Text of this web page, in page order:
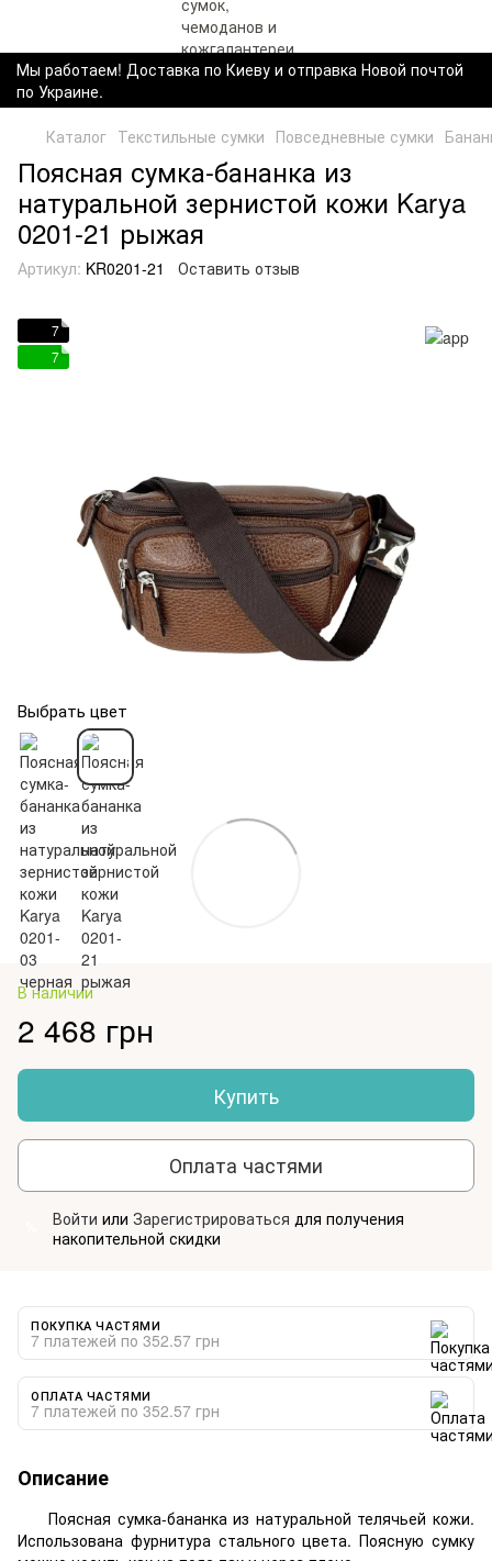
Мы работаем! Доставка по Киеву и отправка Новой почтой
по Украине.
Каталог Текстильные сумки Повседневные сумки
Поясная сумка-бананка из
натуральной зернистой кожи Karya
0201-21 рыжая
Артикул: KR0201-21 Оставить отзыв
7
7
Выбрать цвет
В наличии
2 468 грн
Купить
Оплата частями
Войти или Зарегистрироваться для получения
накопительной скидки
ПОКУПКА ЧАСТЯМИ
7 платежей по 352.57 грн
ОПЛАТА ЧАСТЯМИ
7 платежей по 352.57 грн
Описание
Поясная сумка-бананка из натуральной телячьей кожи.
Использована фурнитура стального цвета. Поясную сумку